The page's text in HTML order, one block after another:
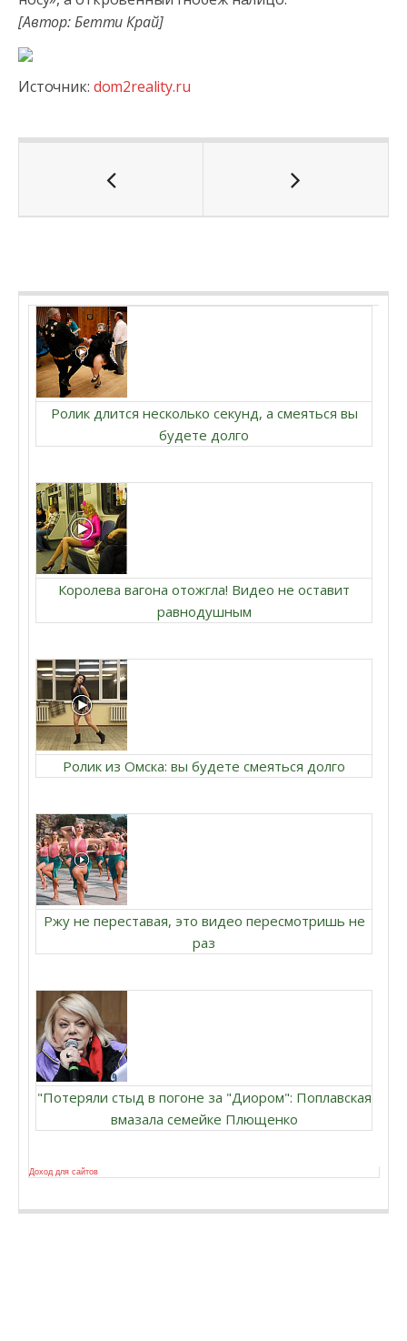
[Автор: Бетти Край]
Источник: dom2reality.ru
Ролик длится несколько секунд, а смеяться вы
будете долго
Королева вагона отожгла! Видео не оставит
равнодушным
Ролик из Омска: вы будете смеяться долго
Ржу не переставая, это видео пересмотришь не
раз
"Потеряли стыд в погоне за "Диором": Поплавская
вмазала семейке Плющенко
Доход для сайтов